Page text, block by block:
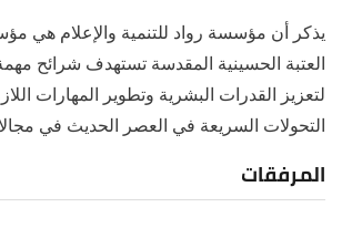
يذكر أن مؤسسة رواد للتنمية والإعلام هي
العتبة الحسينية المقدسة تستهدف شرائح
لتعزيز القدرات البشرية وتطوير المهارات
التحولات السريعة في العصر الحديث في
المرفقات